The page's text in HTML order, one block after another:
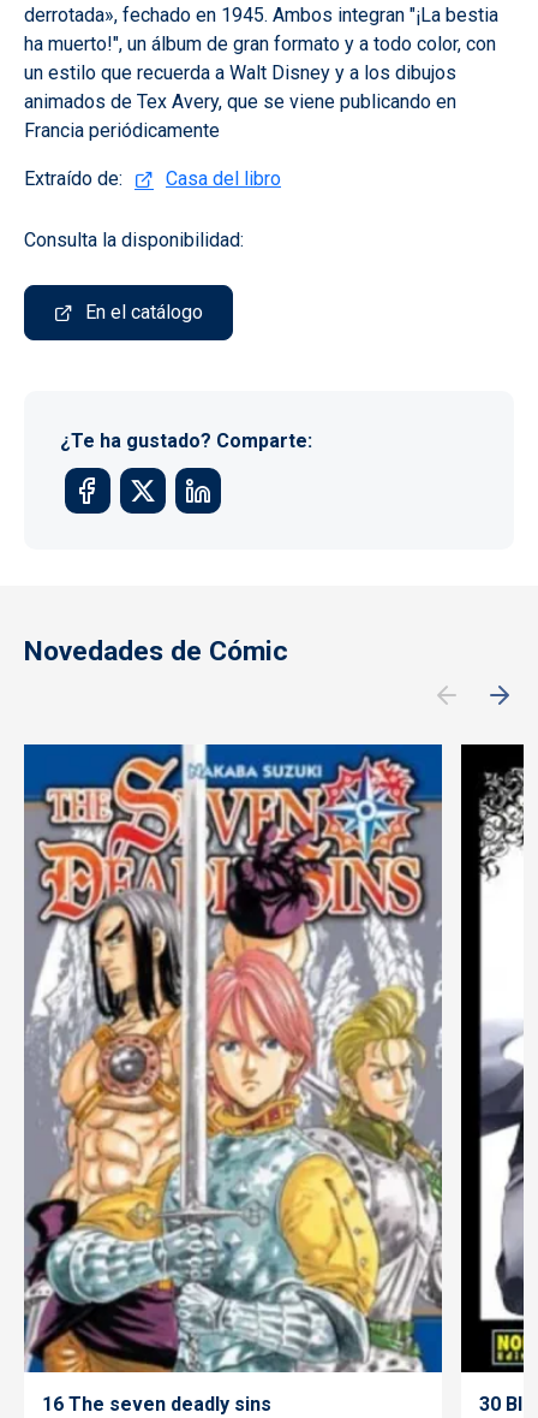
derrotada», fechado en 1945. Ambos integran "¡La bestia
ha muerto!", un álbum de gran formato y a todo color, con
un estilo que recuerda a Walt Disney y a los dibujos
animados de Tex Avery, que se viene publicando en
Francia periódicamente
Extraído de: Casa del libro
Consulta la disponibilidad:
En el catálogo
¿Te ha gustado? Comparte:
Novedades de Cómic
16 The seven deadly sins 30